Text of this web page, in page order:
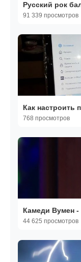
Русский рок
91 339 просмотров
Как настроить
768 просмотров
Камеди Вумен -
44 625 просмотров